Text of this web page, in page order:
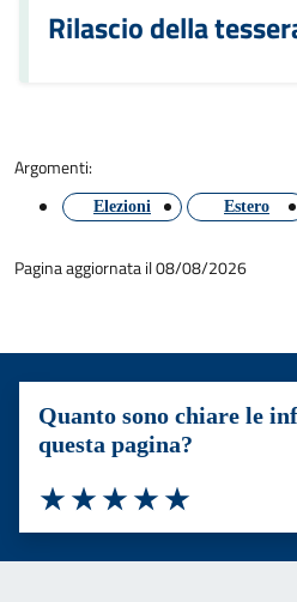
Rilascio della
Argomenti:
Elezioni Estero
Pagina aggiornata il 08/08/2026
Quanto sono chiare le
questa pagina?
Valuta 5 stelle
Valuta 4 stelle su 5
Valuta 3 stelle su 5
Valuta 2 stelle su 5
Valuta 1 stelle su 5